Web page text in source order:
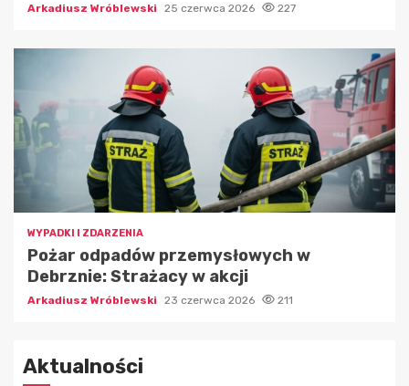
Arkadiusz Wróblewski 25 czerwca 2026 227
WYPADKI I ZDARZENIA
Pożar odpadów przemysłowych w
Debrznie: Strażacy w akcji
Arkadiusz Wróblewski 23 czerwca 2026 211
Aktualności